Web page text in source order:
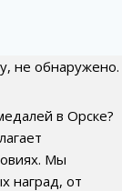
не обнаружено.
в Орске?
Мы
наград, от